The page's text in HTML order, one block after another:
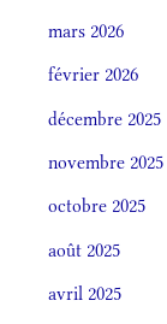
mars 2026
février 2026
décembre 2025
novembre 2025
octobre 2025
août 2025
avril 2025